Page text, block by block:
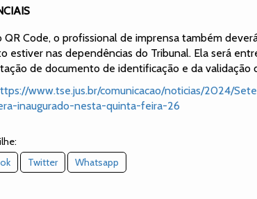
QR Code, o profissional de imprensa também
estiver nas dependências do Tribunal. Ela será
de documento de identificação e da validação
www.tse.jus.br/comunicacao/noticias/2024/
inaugurado-nesta-quinta-feira-26
Twitter Whatsapp